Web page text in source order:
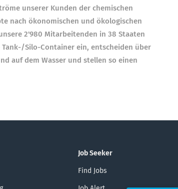
unserer Kunden der chemischen
nach ökonomischen und ökologischen
2'980 Mitarbeitenden in 38 Staaten
Silo-Container ein, entscheiden über
auf dem Wasser und stellen so einen
Job Seeker
Find Jobs